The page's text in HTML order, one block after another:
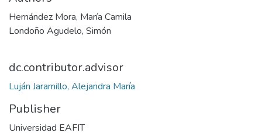
Hernández Mora, María Camila
Londoño Agudelo, Simón
dc.contributor.advisor
Luján Jaramillo, Alejandra María
Publisher
Universidad EAFIT